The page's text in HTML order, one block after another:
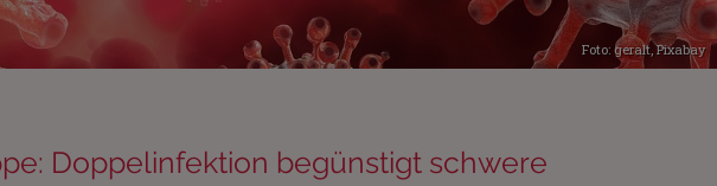
Foto: geralt,Pixabay
Doppelinfektion begünstigt schwere